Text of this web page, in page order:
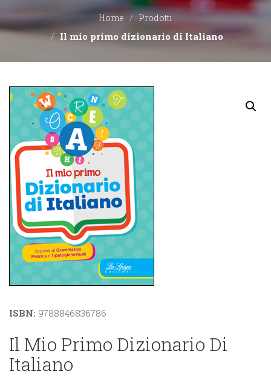
EDITORI
CONTATTACI
LIBRERIE
Home Prodotti
Il mio primo dizionario di Italiano
ISBN: 9788846836786
Il Mio Primo Dizionario Di
Italiano